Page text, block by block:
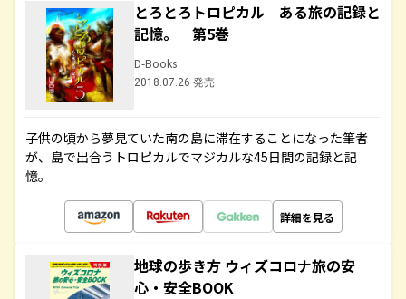
とろとろトロピカル ある旅の記録と
記憶。 第5巻
D-Books
2018.07.26 発売
子供の頃から夢見ていた南の島に滞在することになった筆者
が、島で出合うトロピカルでマジカルな45日間の記録と記
憶。
詳細を見る
地球の歩き方 ウィズコロナ旅の安
心・安全BOOK